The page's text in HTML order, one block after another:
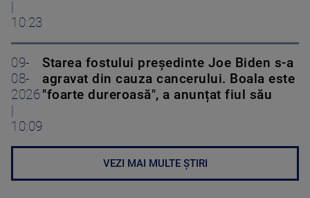
10:23
09-
08-
2026
10:09
Starea fostului președinte Joe Biden s-a
agravat din cauza cancerului. Boala este
"foarte dureroasă", a anunțat fiul său
VEZI MAI MULTE ȘTIRI